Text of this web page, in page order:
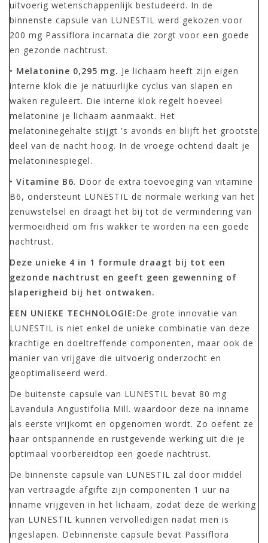
uitvoerig wetenschappenlijk bestudeerd. In de
binnenste capsule van LUNESTIL werd gekozen voor
200 mg Passiflora incarnata die zorgt voor een goede
en gezonde nachtrust.
• Melatonine 0,295 mg. Je lichaam heeft zijn eigen
interne klok die je natuurlijke cyclus van slapen en
waken reguleert. Die interne klok regelt hoeveel
melatonine je lichaam aanmaakt. Het
melatoninegehalte stijgt 's avonds en blijft het grootste
deel van de nacht hoog. In de vroege ochtend daalt je
melatoninespiegel.
• Vitamine B6. Door de extra toevoeging van vitamine
B6, ondersteunt LUNESTIL de normale werking van het
zenuwstelsel en draagt het bij tot de vermindering van
vermoeidheid om fris wakker te worden na een goede
nachtrust.
Deze unieke 4 in 1 formule draagt bij tot een
gezonde nachtrust en geeft geen gewenning of
slaperigheid bij het ontwaken.
EEN UNIEKE TECHNOLOGIE:De grote innovatie van
LUNESTIL is niet enkel de unieke combinatie van deze
krachtige en doeltreffende componenten, maar ook de
manier van vrijgave die uitvoerig onderzocht en
geoptimaliseerd werd.
De buitenste capsule van LUNESTIL bevat 80 mg
Lavandula Angustifolia Mill. waardoor deze na inname
als eerste vrijkomt en opgenomen wordt. Zo oefent ze
haar ontspannende en rustgevende werking uit die je
optimaal voorbereidtop een goede nachtrust.
De binnenste capsule van LUNESTIL zal door middel
van vertraagde afgifte zijn componenten 1 uur na
inname vrijgeven in het lichaam, zodat deze de werking
van LUNESTIL kunnen vervolledigen nadat men is
ingeslapen. Debinnenste capsule bevat Passiflora